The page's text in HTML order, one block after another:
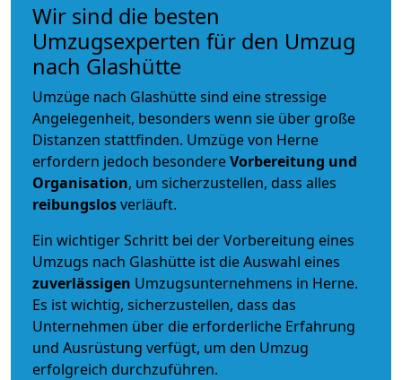
Wir sind die besten
Umzugsexperten für den Umzug
nach Glashütte
Umzüge nach Glashütte sind eine stressige
Angelegenheit, besonders wenn sie über große
Distanzen stattfinden. Umzüge von Herne
erfordern jedoch besondereVorbereitung und
Organisation, um sicherzustellen, dass alles
reibungslosverläuft.
Ein wichtiger Schritt bei der Vorbereitung eines
Umzugs nach Glashütte ist die Auswahl eines
zuverlässigen Umzugsunternehmens in Herne.
Es ist wichtig, sicherzustellen, dass das
Unternehmen über die erforderliche Erfahrung
und Ausrüstung verfügt, um den Umzug
erfolgreich durchzuführen.